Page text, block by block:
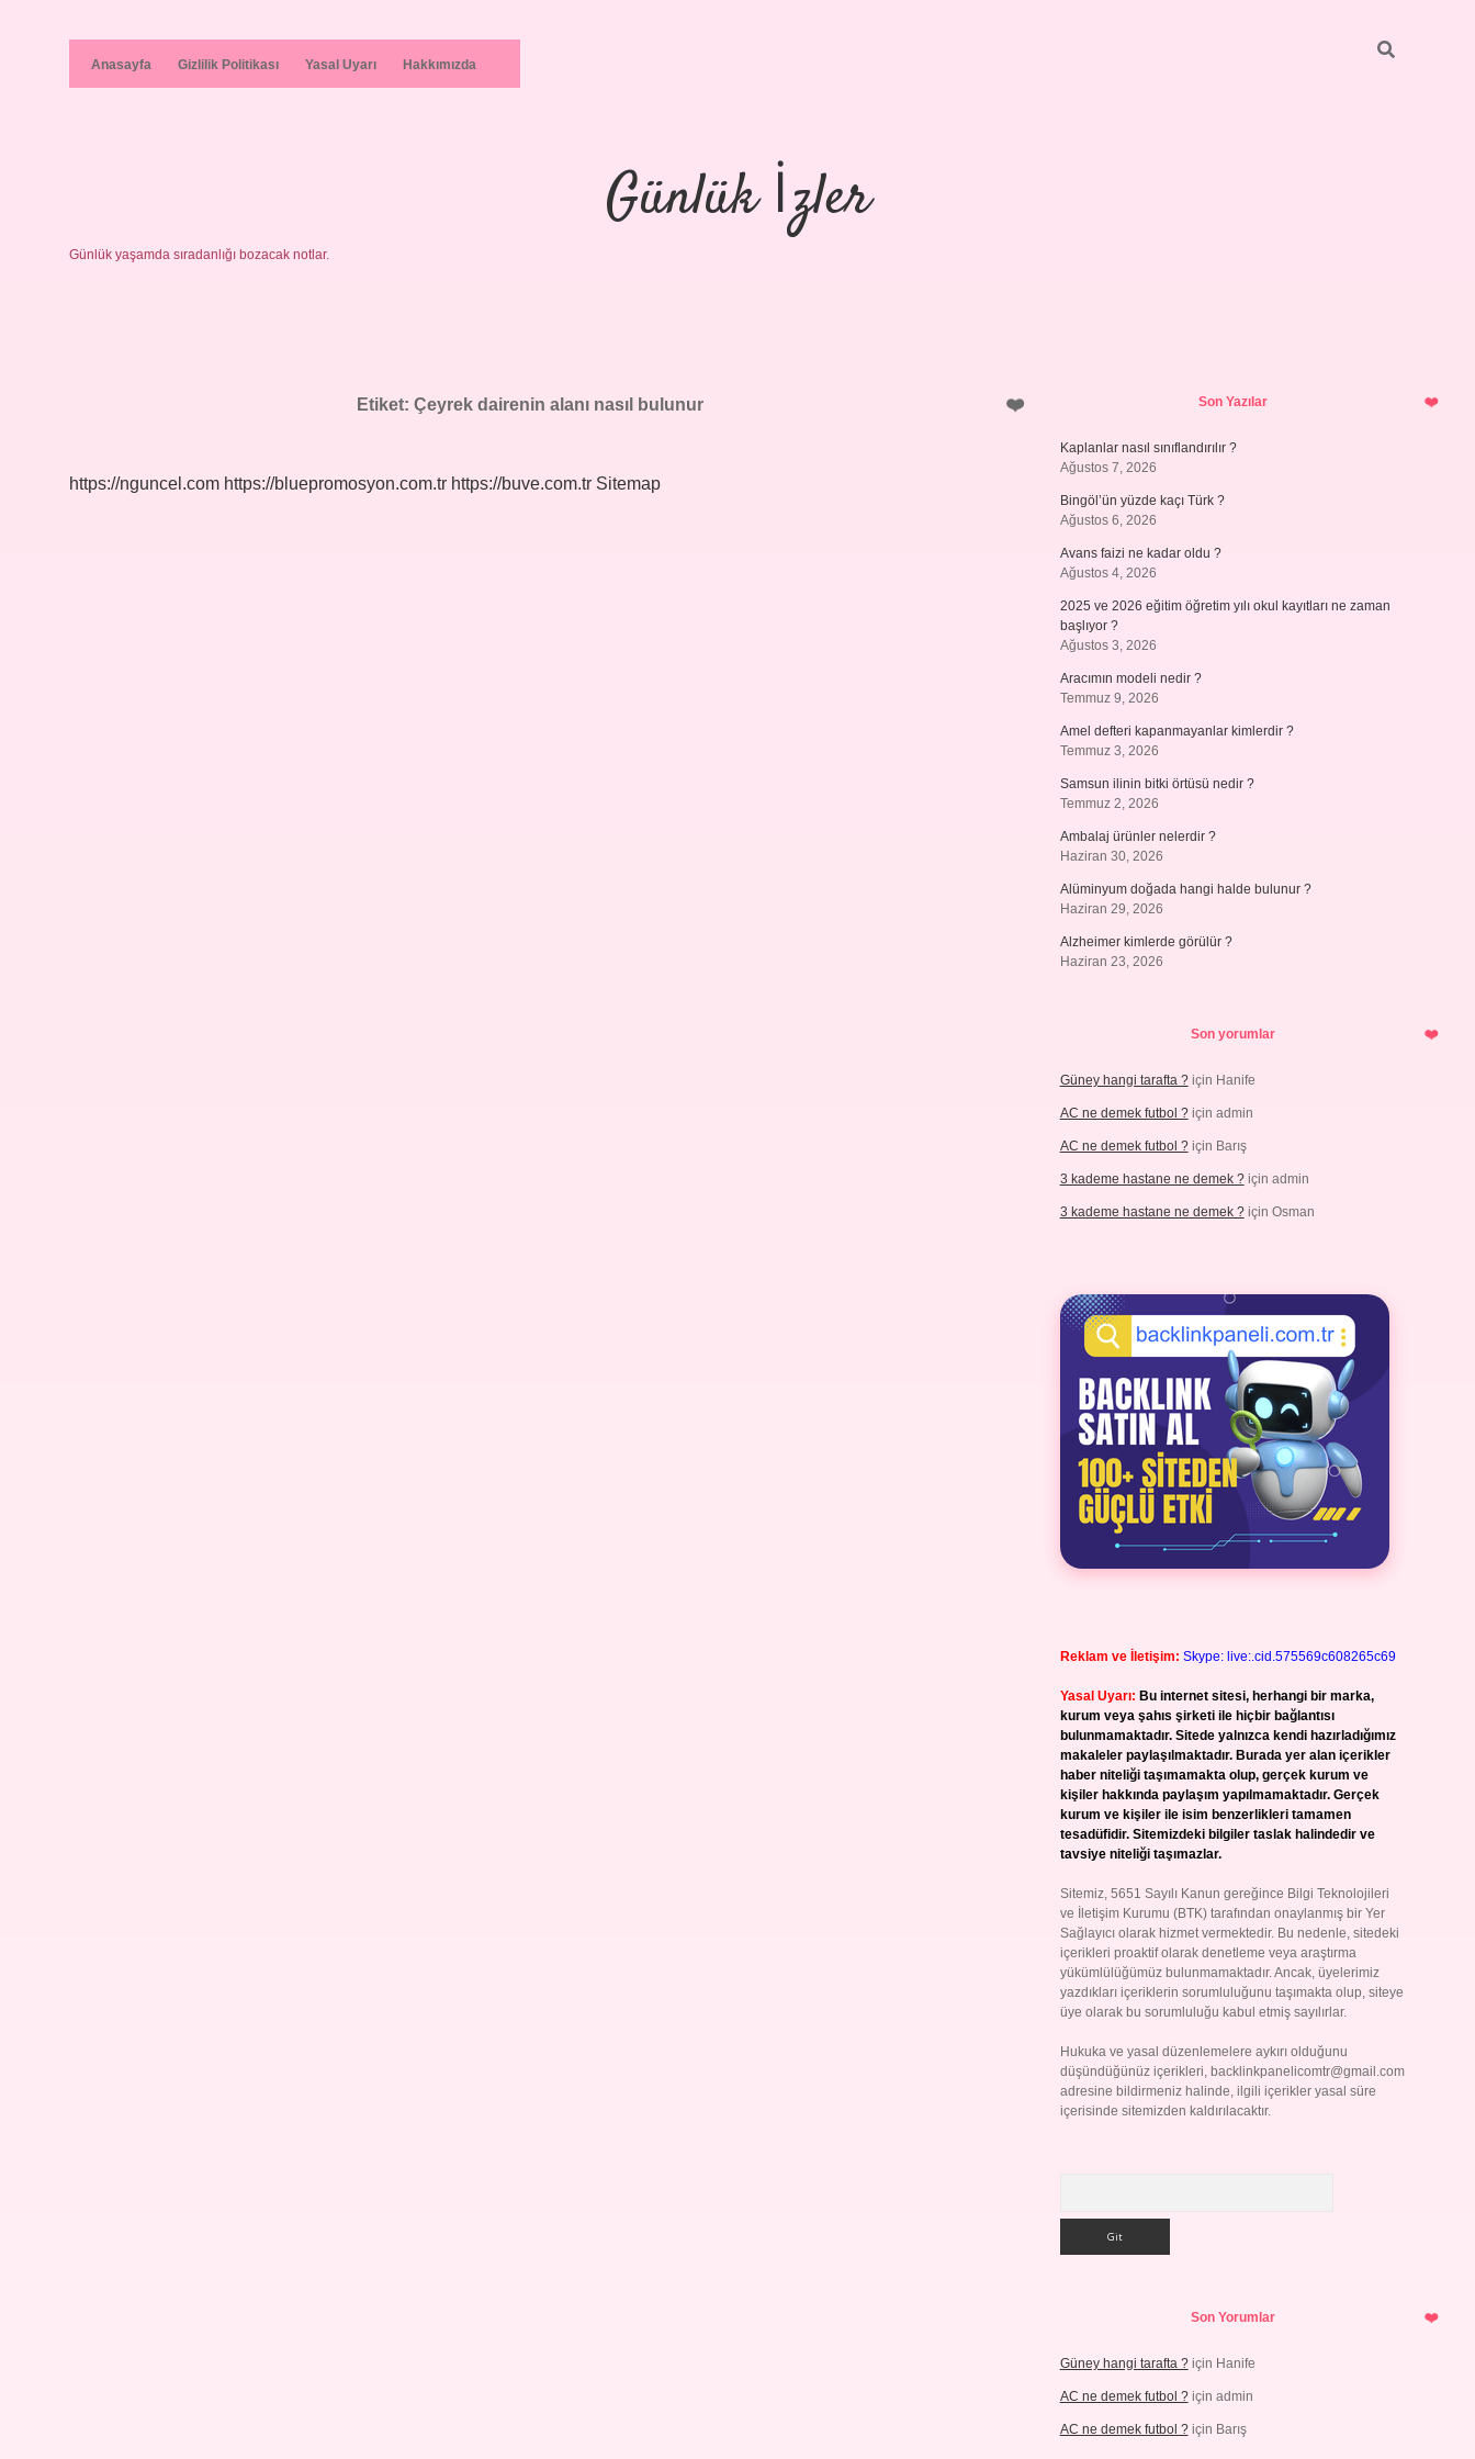
Anasayfa Gizlilik Politikası Yasal Uyarı Hakkımızda
Günlük İzler
Günlük yaşamda sıradanlığı bozacak notlar.
Etiket: Çeyrek dairenin alanı nasıl bulunur
https://nguncel.com https://bluepromosyon.com.tr https://buve.com.tr Sitemap
SidebarSon Yazılar
Kaplanlar nasıl sınıflandırılır ?
Ağustos 7, 2026
Bingöl’ün yüzde kaçı Türk ?
Ağustos 6, 2026
Avans faizi ne kadar oldu ?
Ağustos 4, 2026
2025 ve 2026 eğitim öğretim yılı okul kayıtları ne zaman
başlıyor ?
Ağustos 3, 2026
Aracımın modeli nedir ?
Temmuz 9, 2026
Amel defteri kapanmayanlar kimlerdir ?
Temmuz 3, 2026
Samsun ilinin bitki örtüsü nedir ?
Temmuz 2, 2026
Ambalaj ürünler nelerdir ?
Haziran 30, 2026
Alüminyum doğada hangi halde bulunur ?
Haziran 29, 2026
Alzheimer kimlerde görülür ?
Haziran 23, 2026
Son yorumlar
Güney hangi tarafta ?için Hanife
AC ne demek futbol ?için admin
AC ne demek futbol ?için Barış
3 kademe hastane ne demek ?için admin
3 kademe hastane ne demek ?için Osman
Reklam ve İletişim: Skype: live:.cid.575569c608265c69
Yasal Uyarı: Bu internet sitesi, herhangi bir marka,
kurum veya şahıs şirketi ile hiçbir bağlantısı
bulunmamaktadır. Sitede yalnızca kendi hazırladığımız
makaleler paylaşılmaktadır. Burada yer alan içerikler
haber niteliği taşımamakta olup, gerçek kurum ve
kişiler hakkında paylaşım yapılmamaktadır. Gerçek
kurum ve kişiler ile isim benzerlikleri tamamen
tesadüfidir. Sitemizdeki bilgiler taslak halindedir ve
tavsiye niteliği taşımazlar.
Sitemiz, 5651 Sayılı Kanun gereğince Bilgi Teknolojileri
ve İletişim Kurumu (BTK) tarafından onaylanmış bir Yer
Sağlayıcı olarak hizmet vermektedir. Bu nedenle, sitedeki
içerikleri proaktif olarak denetleme veya araştırma
yükümlülüğümüz bulunmamaktadır. Ancak, üyelerimiz
yazdıkları içeriklerin sorumluluğunu taşımakta olup, siteye
üye olarak bu sorumluluğu kabul etmiş sayılırlar.
Hukuka ve yasal düzenlemelere aykırı olduğunu
düşündüğünüz içerikleri, backlinkpanelicomtr@gmail.com
adresine bildirmeniz halinde, ilgili içerikler yasal süre
içerisinde sitemizden kaldırılacaktır.
Son Yorumlar
Güney hangi tarafta ?için Hanife
AC ne demek futbol ?için admin
AC ne demek futbol ?için Barış